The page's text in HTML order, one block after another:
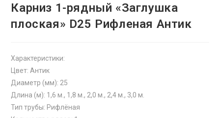
Карниз 1-рядный «Заглушка
плоская» D25 Рифленая Антик
Характеристики:
Цвет: Антик
Диаметр (мм): 25
Длина (м): 1,6 м., 1,8 м., 2,0 м., 2,4 м., 3,0 м.
Тип трубы: Рифлёная